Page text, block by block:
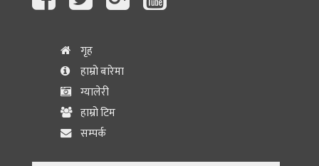
गृह
हाम्रो बारेमा
ग्यालेरी
हाम्रो टिम
सम्पर्क